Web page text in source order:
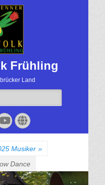
Frühling
Land
YouTube
Website
Musiker »
Dance